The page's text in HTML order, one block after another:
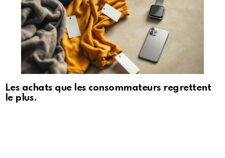
Les achats que les consommateurs regrettent
le plus.